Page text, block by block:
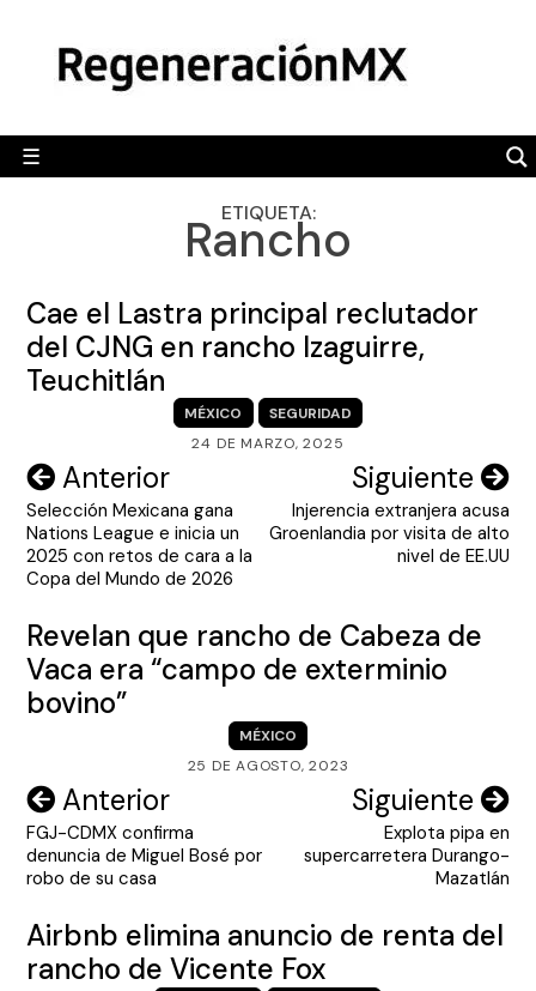
content
☰
POLÍTICA
CAMALEÓN
OPINIÓN
ENGLISH SECTION
ETIQUETA:
Rancho
Cae el Lastra principal reclutador
del CJNG en rancho Izaguirre,
Teuchitlán
MÉXICO
SEGURIDAD
24 DE MARZO, 2025
Navegación
de
entradas
Anterior
Selección Mexicana gana
Nations League e inicia un
2025 con retos de cara a la
Copa del Mundo de 2026
Siguiente
Injerencia extranjera acusa
Groenlandia por visita de alto
nivel de EE.UU
Revelan que rancho de Cabeza de
Vaca era “campo de exterminio
bovino”
MÉXICO
25 DE AGOSTO, 2023
Navegación
de
entradas
Anterior
FGJ-CDMX confirma
denuncia de Miguel Bosé por
robo de su casa
Siguiente
Explota pipa en
supercarretera Durango-
Mazatlán
Airbnb elimina anuncio de renta del
rancho de Vicente Fox